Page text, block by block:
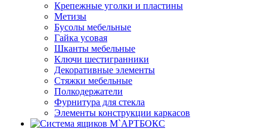
Крепежные уголки и пластины
Метизы
Бусолы мебельные
Гайка усовая
Шканты мебельные
Ключи шестигранники
Декоративные элементы
Стяжки мебельные
Полкодержатели
Фурнитура для стекла
Элементы конструкции каркасов